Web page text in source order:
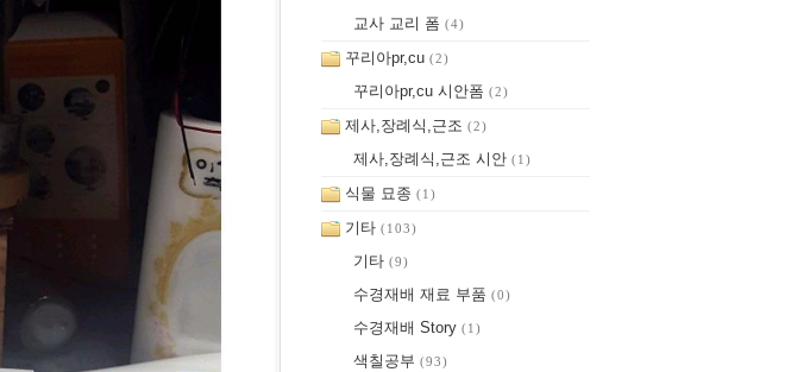
교사 교리 폼 (4)
꾸리아pr,cu (2)
꾸리아pr,cu 시안폼 (2)
제사,장례식,근조 (2)
제사,장례식,근조 시안 (1)
식물 묘종 (1)
기타 (103)
기타 (9)
수경재배 재료 부품 (0)
수경재배 Story (1)
색칠공부 (93)